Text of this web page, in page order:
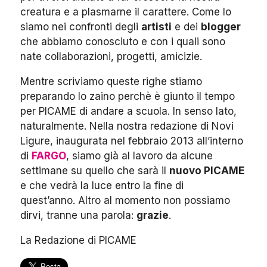
creatura e a plasmarne il carattere. Come lo
siamo nei confronti degli artisti e dei blogger
che abbiamo conosciuto e con i quali sono
nate collaborazioni, progetti, amicizie.
Mentre scriviamo queste righe stiamo
preparando lo zaino perchè è giunto il tempo
per PICAME di andare a scuola. In senso lato,
naturalmente. Nella nostra redazione di Novi
Ligure, inaugurata nel febbraio 2013 all’interno
di FARGO, siamo già al lavoro da alcune
settimane su quello che sarà il nuovo PICAME
e che vedrà la luce entro la fine di
quest’anno. Altro al momento non possiamo
dirvi, tranne una parola: grazie.
La Redazione di PICAME